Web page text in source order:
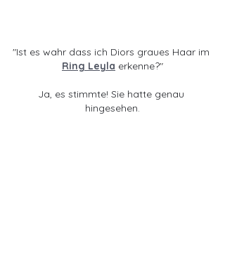
"Ist es wahr dass ich Diors graues Haar im
Ring Leyla erkenne?"
Ja, es stimmte! Sie hatte genau
hingesehen.